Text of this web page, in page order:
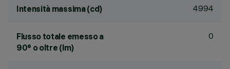
Intensità massima (cd) 4994
Flusso totale emesso a
90° o oltre (lm)
0